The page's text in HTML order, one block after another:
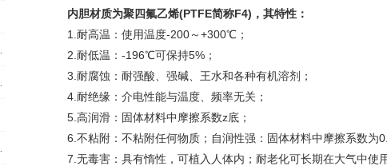
内胆材质为聚四氟乙烯(PTFE简称F4)，其特性：
1.耐高温：使用温度-200～+300℃；
2.耐低温：-196℃可保持5%；
3.耐腐蚀：耐强酸、强碱、王水和各种有机溶剂；
4.耐绝缘：介电性能与温度、频率无关；
5.高润滑：固体材料中摩擦系数z底；
6.不粘附：不粘附任何物质；自润性强：固体材料中摩擦系数为
7.无毒害：具有惰性，可植入人体内；耐老化可长期在大气中使